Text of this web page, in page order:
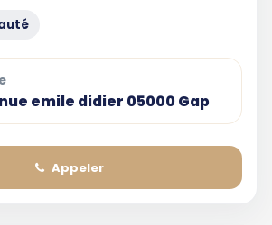
emile didier 05000 Gap
Appeler